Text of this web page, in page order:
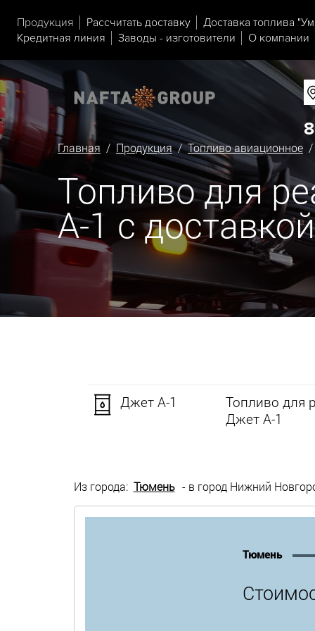
Продукция Рассчитать доставку Доставка топлива
Кредитная линия
Заводы - изготовители О компании
Главная / Продукция/Топливо авиационное /
Топливо для
А-1 с
Джет А-1
Топливо для
Джет А-1
Из города: Тюмень - в город Нижний
Тюмень